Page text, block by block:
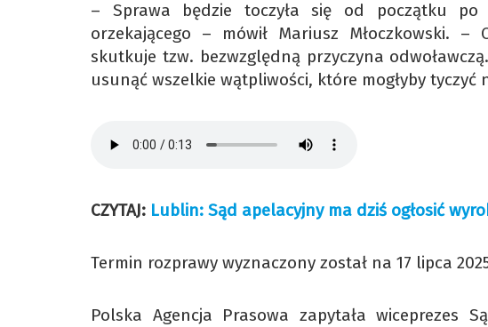
– Sprawa będzie toczyła się od początku po
orzekającego – mówił Mariusz Młoczkowski.
skutkuje tzw. bezwzględną przyczyna
usunąć wszelkie wątpliwości, które mogłyby tyczyć
CZYTAJ: Lublin: Sąd apelacyjny ma dziś ogłosić
Termin rozprawy wyznaczony został na 17 lipca
Polska Agencja Prasowa zapytała wiceprezes